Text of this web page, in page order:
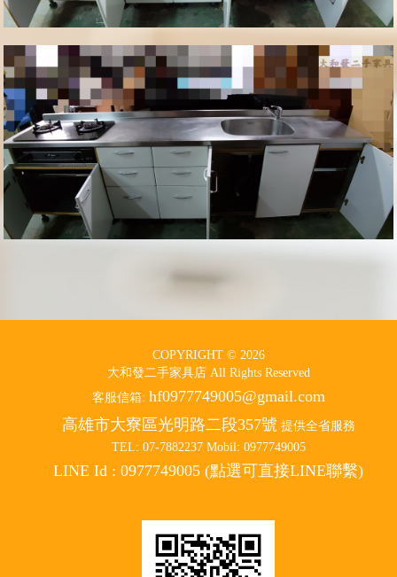
COPYRIGHT © 2026
大和發二手家具店 All Rights Reserved
客服信箱: hf0977749005@gmail.com
高雄市大寮區光明路二段357號提供全省服務
TEL: 07-7882237 Mobil: 0977749005
LINE Id : 0977749005 (點選可直接LINE聯繫)